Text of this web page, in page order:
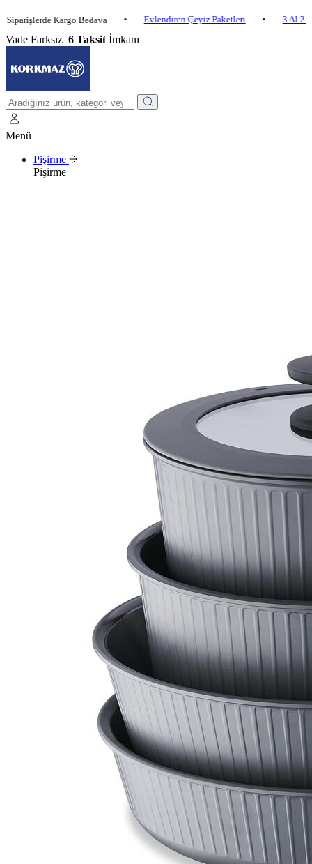
Kargo Bedava • Evlendiren Çeyiz Paketleri • 3 Al 2 Öde
Vade Farksız 6 Taksit İmkanı
Menü
Pişirme
Pişirme